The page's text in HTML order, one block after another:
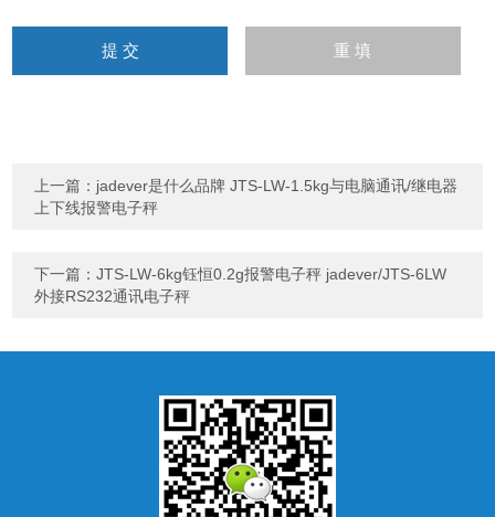
上一篇： jadever是什么品牌 JTS-LW-1.5kg与电脑通讯/继电器
上下线报警电子秤
下一篇：JTS-LW-6kg钰恒0.2g报警电子秤 jadever/JTS-6LW
外接RS232通讯电子秤